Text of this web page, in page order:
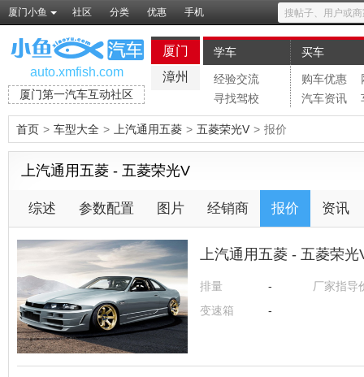
厦门小鱼 社区 分类 优惠 手机
auto.xmfish.com
厦门第一汽车互动社区
厦门
漳州
学车
经验交流
寻找驾校
买车
购车优惠
汽车资讯
首页 > 车型大全 > 上汽通用五菱 > 五菱荣光V > 报价
上汽通用五菱 - 五菱荣光V
综述 参数配置 图片 经销商 报价 资讯
上汽通用五菱 - 五菱荣光
排量 -
厂家指导
变速箱
-